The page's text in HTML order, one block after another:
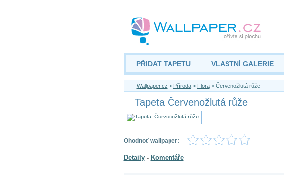
PŘIDAT TAPETU VLASTNÍ GALERIE
Wallpaper.cz > Příroda> Flora> Červenožlutá růže
Tapeta Červenožlutá růže
Ohodnoť wallpaper:
Detaily- Komentáře